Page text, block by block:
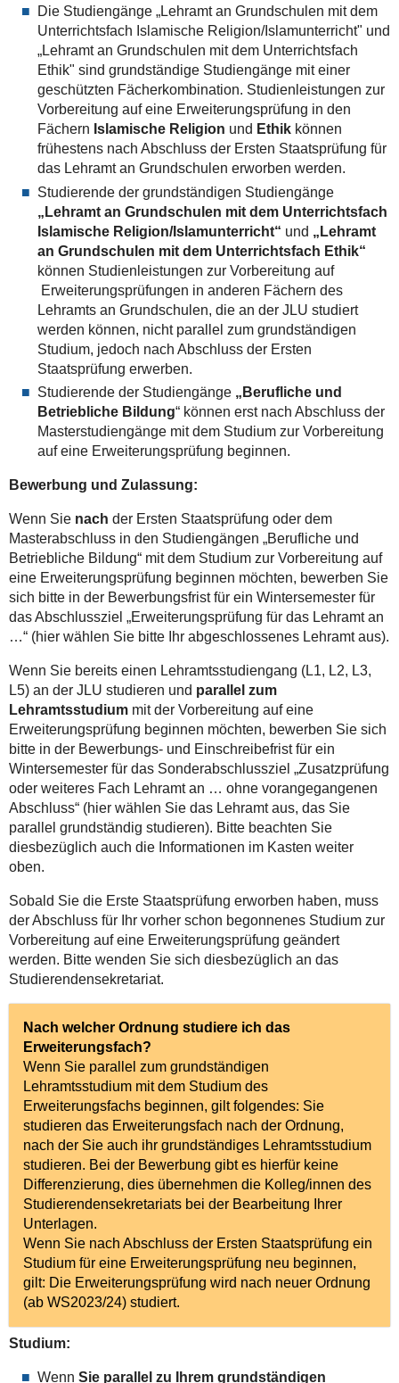
Die Studiengänge „Lehramt an Grundschulen mit dem
Unterrichtsfach Islamische Religion/Islamunterricht" und
„Lehramt an Grundschulen mit dem Unterrichtsfach
Ethik" sind grundständige Studiengänge mit einer
geschützten Fächerkombination. Studienleistungen zur
Vorbereitung auf eine Erweiterungsprüfung in den
Fächern Islamische Religion und Ethik können
frühestens nach Abschluss der Ersten Staatsprüfung für
das Lehramt an Grundschulen erworben werden.
Studierende der grundständigen Studiengänge
„Lehramt an Grundschulen mit dem Unterrichtsfach
Islamische Religion/Islamunterricht“ und „Lehramt
an Grundschulen mit dem Unterrichtsfach Ethik“
können Studienleistungen zur Vorbereitung auf
Erweiterungsprüfungen in anderen Fächern des
Lehramts an Grundschulen, die an der JLU studiert
werden können, nicht parallel zum grundständigen
Studium, jedoch nach Abschluss der Ersten
Staatsprüfung erwerben.
Studierende der Studiengänge „Berufliche und
Betriebliche Bildung“ können erst nach Abschluss der
Masterstudiengänge mit dem Studium zur Vorbereitung
auf eine Erweiterungsprüfung beginnen.
Bewerbung und Zulassung:
Wenn Sie nach der Ersten Staatsprüfung oder dem
Masterabschluss in den Studiengängen „Berufliche und
Betriebliche Bildung“ mit dem Studium zur Vorbereitung auf
eine Erweiterungsprüfung beginnen möchten, bewerben Sie
sich bitte in der Bewerbungsfrist für ein Wintersemester für
das Abschlussziel „Erweiterungsprüfung für das Lehramt an
…“ (hier wählen Sie bitte Ihr abgeschlossenes Lehramt aus).
Wenn Sie bereits einen Lehramtsstudiengang (L1, L2, L3,
L5) an der JLU studieren und parallel zum
Lehramtsstudiummit der Vorbereitung auf eine
Erweiterungsprüfung beginnen möchten, bewerben Sie sich
bitte in der Bewerbungs- und Einschreibefrist für ein
Wintersemester für das Sonderabschlussziel „Zusatzprüfung
oder weiteres Fach Lehramt an … ohne vorangegangenen
Abschluss“ (hier wählen Sie das Lehramt aus, das Sie
parallel grundständig studieren). Bitte beachten Sie
diesbezüglich auch die Informationen im Kasten weiter
oben.
Sobald Sie die Erste Staatsprüfung erworben haben, muss
der Abschluss für Ihr vorher schon begonnenes Studium zur
Vorbereitung auf eine Erweiterungsprüfung geändert
werden. Bitte wenden Sie sich diesbezüglich an das
Studierendensekretariat.
Nach welcher Ordnung studiere ich das
Erweiterungsfach?
Wenn Sie parallel zum grundständigen
Lehramtsstudium mit dem Studium des
Erweiterungsfachs beginnen, gilt folgendes: Sie
studieren das Erweiterungsfach nach der Ordnung,
nach der Sie auch ihr grundständiges Lehramtsstudium
studieren. Bei der Bewerbung gibt es hierfür keine
Differenzierung, dies übernehmen die Kolleg/innen des
Studierendensekretariats bei der Bearbeitung Ihrer
Unterlagen.
Wenn Sie nach Abschluss der Ersten Staatsprüfung ein
Studium für eine Erweiterungsprüfung neu beginnen,
gilt: Die Erweiterungsprüfung wird nach neuer Ordnung
(ab WS2023/24) studiert.
Studium:
Wenn Sie parallel zu Ihrem grundständigen